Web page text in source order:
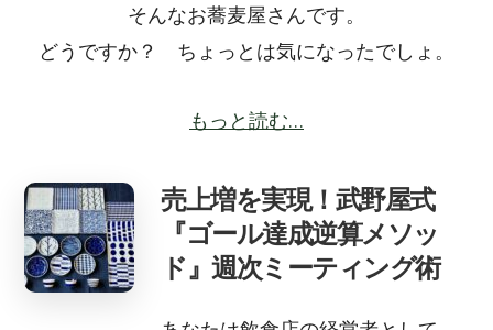
そんなお蕎麦屋さんです。
どうですか？ ちょっとは気になったでしょ。
もっと読む…
売上増を実現！武野屋式
『ゴール達成逆算メソッ
ド』週次ミーティング術